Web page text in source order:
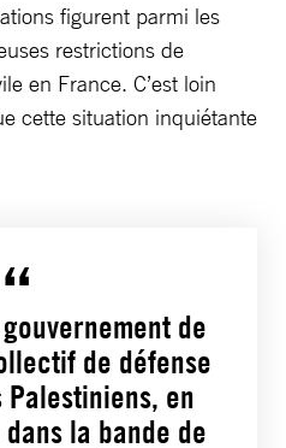
figurent parmi les
restrictions de
en France. C’est loin
cette situation inquiétante
de
de défense
en
la bande de